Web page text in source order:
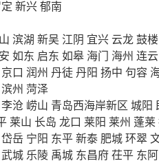
新兴郁南
滨湖 新吴 江阴 宜兴 云龙鼓楼
如东 启东 如皋 海门 海州 连云
京口 润州 丹徒丹阳 扬中 句容
滨州 菏泽
李沧 崂山 青岛西海岸新区 城阳
莱山 长岛 龙口 莱阳 莱州 蓬莱
岱岳 宁阳 东平新泰 肥城环翠
武城 乐陵 禹城 东昌府茌平 东阿